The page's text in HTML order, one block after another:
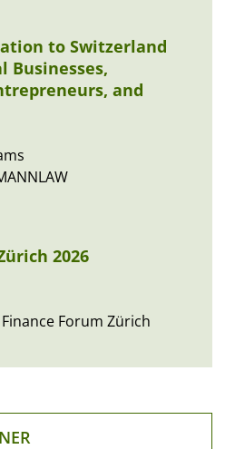
to Switzerland
and
2026
Forum Zürich